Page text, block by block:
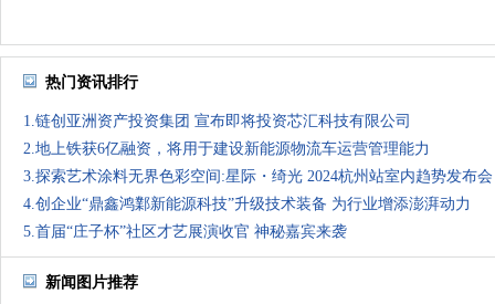
热门资讯排行
1.链创亚洲资产投资集团 宣布即将投资芯汇科技有限公司
2.地上铁获6亿融资，将用于建设新能源物流车运营管理能力
3.探索艺术涂料无界色彩空间:星际・绮光 2024杭州站室内趋势发布会
4.创企业“鼎鑫鸿鄴新能源科技”升级技术装备 为行业增添澎湃动力
5.首届“庄子杯”社区才艺展演收官 神秘嘉宾来袭
新闻图片推荐